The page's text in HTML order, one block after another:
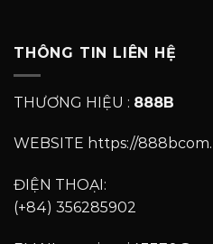
THÔNG TIN LIÊN HỆ
THƯƠNG HIỆU : 888B
WEBSITE https://
ĐIỆN THOẠI:
(+84) 356285902